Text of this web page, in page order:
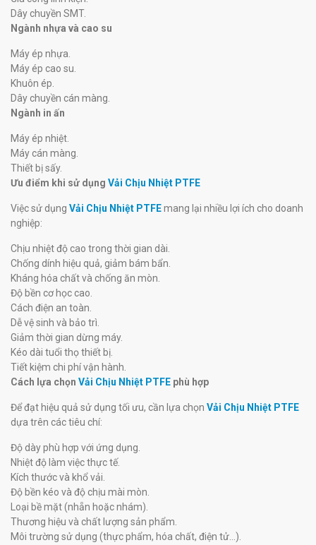
Dây chuyền SMT.
Ngành nhựa và cao su
Máy ép nhựa.
Máy ép cao su.
Khuôn ép.
Dây chuyền cán màng.
Ngành in ấn
Máy ép nhiệt.
Máy cán màng.
Thiết bị sấy.
Ưu điểm khi sử dụng Vải Chịu Nhiệt PTFE
Việc sử dụng Vải Chịu Nhiệt PTFEmang lại nhiều lợi ích cho doanh
nghiệp:
Chịu nhiệt độ cao trong thời gian dài.
Chống dính hiệu quả, giảm bám bẩn.
Kháng hóa chất và chống ăn mòn.
Độ bền cơ học cao.
Cách điện an toàn.
Dễ vệ sinh và bảo trì.
Giảm thời gian dừng máy.
Kéo dài tuổi thọ thiết bị.
Tiết kiệm chi phí vận hành.
Cách lựa chọn Vải Chịu Nhiệt PTFE phù hợp
Để đạt hiệu quả sử dụng tối ưu, cần lựa chọn Vải Chịu Nhiệt PTFE
dựa trên các tiêu chí:
Độ dày phù hợp với ứng dụng.
Nhiệt độ làm việc thực tế.
Kích thước và khổ vải.
Độ bền kéo và độ chịu mài mòn.
Loại bề mặt (nhẵn hoặc nhám).
Thương hiệu và chất lượng sản phẩm.
Môi trường sử dụng (thực phẩm, hóa chất, điện tử...).